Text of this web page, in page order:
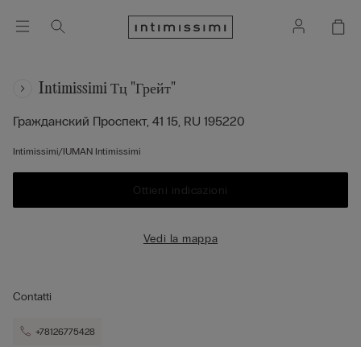
Intimissimi Тц "грейт"
Гражданский Проспект, 41 15, RU 195220
Intimissimi/IUMAN Intimissimi
Ottieni indicazioni
Vedi la mappa
Contatti
+78126775428